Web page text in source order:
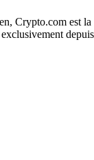
Crypto.com est la
depuis